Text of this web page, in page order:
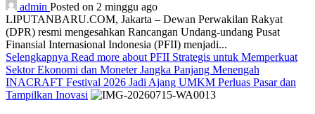
admin Posted on 2 minggu ago
LIPUTANBARU.COM, Jakarta – Dewan Perwakilan Rakyat
(DPR) resmi mengesahkan Rancangan Undang-undang Pusat
Finansial Internasional Indonesia (PFII) menjadi...
Selengkapnya Read more about PFII Strategis untuk Memperkuat
Sektor Ekonomi dan Moneter Jangka Panjang Menengah
INACRAFT Festival 2026 Jadi Ajang UMKM Perluas Pasar dan
Tampilkan Inovasi